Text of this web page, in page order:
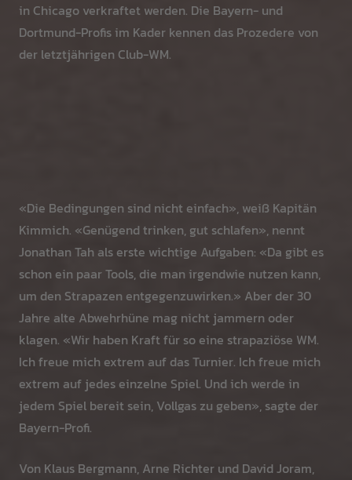
in Chicago verkraftet werden. Die Bayern- und
Dortmund-Profis im Kader kennen das Prozedere von
der letztjährigen Club-WM.
«Die Bedingungen sind nicht einfach», weiß Kapitän
Kimmich. «Genügend trinken, gut schlafen», nennt
Jonathan Tah als erste wichtige Aufgaben: «Da gibt es
schon ein paar Tools, die man irgendwie nutzen kann,
um den Strapazen entgegenzuwirken.» Aber der 30
Jahre alte Abwehrhüne mag nicht jammern oder
klagen. «Wir haben Kraft für so eine strapaziöse WM.
Ich freue mich extrem auf das Turnier. Ich freue mich
extrem auf jedes einzelne Spiel. Und ich werde in
jedem Spiel bereit sein, Vollgas zu geben», sagte der
Bayern-Profi.
Von Klaus Bergmann, Arne Richter und David Joram,